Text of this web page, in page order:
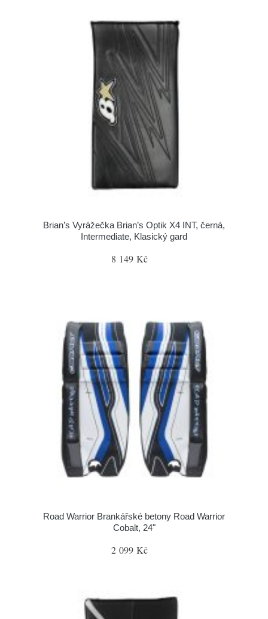
Brian’s Vyrážečka Brian’s Optik X4 INT, černá,
Intermediate, Klasický gard
8 149 Kč
Road Warrior Brankářské betony Road Warrior
Cobalt, 24"
2 099 Kč